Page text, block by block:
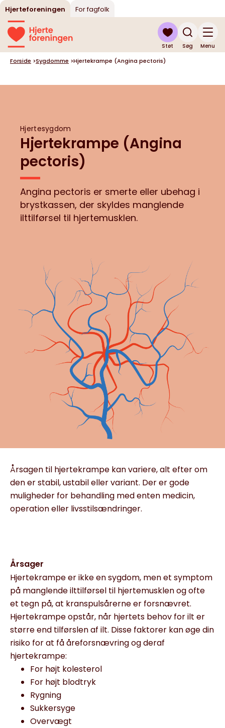
Hjerteforeningen For fagfolk
Søg
Støt Menu
Forside >Sygdomme >Hjertekrampe (Angina pectoris)
Hjertesygdom
Hjertekrampe (Angina
pectoris)
Angina pectoris er smerte eller ubehag i
brystkassen, der skyldes manglende
ilttilførsel til hjertemusklen.
Årsagen til hjertekrampe kan variere, alt efter om
den er stabil, ustabil eller variant. Der er gode
muligheder for behandling med enten medicin,
operation eller livsstilsændringer.
Årsager
Hjertekrampe er ikke en sygdom, men et symptom
på manglende ilttilførsel til hjertemusklen og ofte
et tegn på, at kranspulsårerne er forsnævret.
Hjertekrampe opstår, når hjertets behov for ilt er
større end tilførslen af ilt. Disse faktorer kan øge din
risiko for at få åreforsnævring og deraf
hjertekrampe:
For højt kolesterol
For højt blodtryk
Rygning
Sukkersyge
Overvægt